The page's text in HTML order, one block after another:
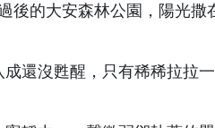
後的大安森林公園，陽光
成還沒甦醒，只有稀稀拉拉